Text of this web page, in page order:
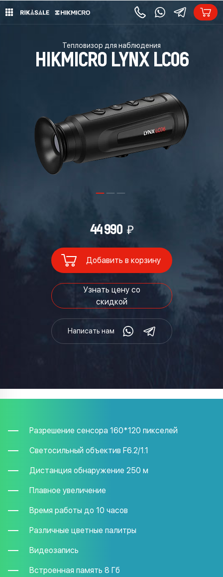
Тепловизор для наблюдения
HIKMICRO LYNX LC06
44 990 ₽
Добавить в корзину
Узнать цену со
скидкой
Написать нам
Разрешение сенсора 160*120 пикселей
Светосильный объектив F6.2/1.1
Дистанция обнаружение 250 м
Плавное увеличение
Время работы до 10 часов
Различные цветные палитры
Видеозапись
Встроенная память 8 Гб